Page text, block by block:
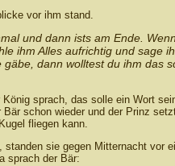
vor ihm stand.
und dann ists am Ende.
ihm Alles aufrichtig und sage
dann wolltest du ihm das
sprach, das solle ein Wort
schon wieder und der Prinz
fliegen kann.
sie gegen Mitternacht vor
sprach der Bär: